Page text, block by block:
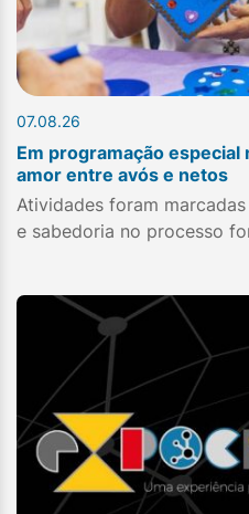
07.08.26
Em programação especial
amor entre avós e netos
Atividades foram
e sabedoria no processo